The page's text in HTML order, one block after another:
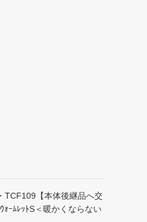
【本体後継品へ交
ﾑﾚｯﾄS＜暖かくならない